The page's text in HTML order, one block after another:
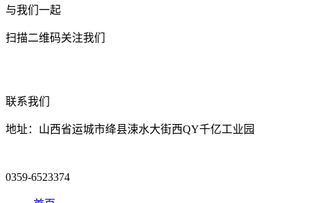
与我们一起
扫描二维码关注我们
联系我们
地址：山西省运城市绛县涑水大街西QY千亿工业园
0359-6523374